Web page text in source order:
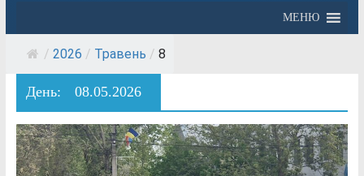
МЕНЮ
/ 2026 / Травень / 8
День: 08.05.2026